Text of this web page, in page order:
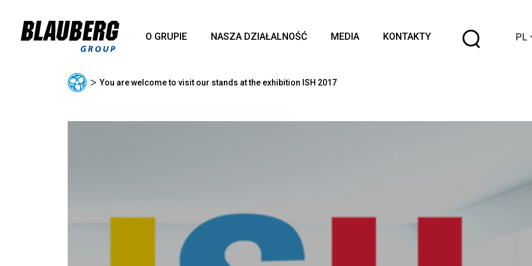
O GRUPIE NASZA DZIAŁALNOŚĆ MEDIA KONTAKTY
językPL
ᐳ You are welcome to visit our stands at the exhibition ISH 2017